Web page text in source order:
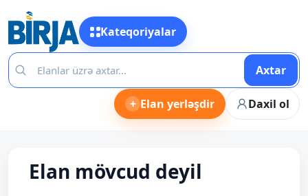
Kateqoriyalar
Axtar
+ Elan yerləşdir Daxil ol
Elan mövcud deyil